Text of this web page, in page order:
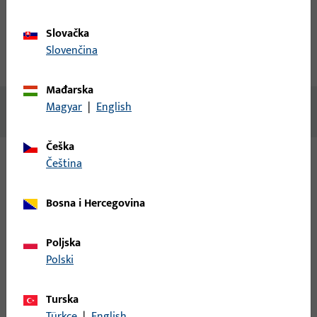
Nema dostupnog sadržaja
Za ovaj proizvod dostupne su sljedeće varijante:
Slovačka
Slovenčina
Mađarska
Magyar | English
Češka
čeština
Bosna i Hercegovina
Poljska
Polski
Turska